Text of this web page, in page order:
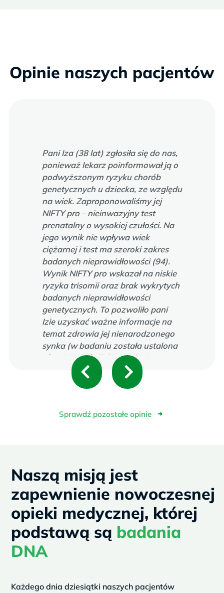
Opinie naszych pacjentów
Pani Iza (38 lat) zgłosiła się do nas,
ponieważ lekarz poinformował ją o
podwyższonym ryzyku chorób
genetycznych u dziecka, ze względu
na wiek. Zaproponowaliśmy jej
NIFTY pro – nieinwazyjny test
prenatalny o wysokiej czułości. Na
jego wynik nie wpływa wiek
ciężarnej i test ma szeroki zakres
badanych nieprawidłowości (94).
Wynik NIFTY pro wskazał na niskie
ryzyka trisomii oraz brak wykrytych
badanych nieprawidłowości
genetycznych. To pozwoliło pani
Izie uzyskać ważne informacje na
temat zdrowia jej nienarodzonego
synka (w badaniu została ustalona
również płeć). Taki wynik nie
wymagał potwierdzenia badaniem
inwazyjnym, dlatego pani Iza nie
P
r
e
o
u
s
N
e
x
Sprawdź pozostałe opinie ➜
Naszą misją jest
zapewnienie nowoczesnej
opieki medycznej, której
podstawą są badania
DNA
Każdego dnia dziesiątki naszych pacjentów